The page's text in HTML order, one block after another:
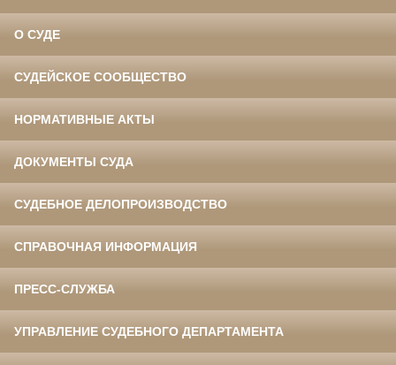
О СУДЕ
СУДЕЙСКОЕ СООБЩЕСТВО
НОРМАТИВНЫЕ АКТЫ
ДОКУМЕНТЫ СУДА
СУДЕБНОЕ ДЕЛОПРОИЗВОДСТВО
СПРАВОЧНАЯ ИНФОРМАЦИЯ
ПРЕСС-СЛУЖБА
УПРАВЛЕНИЕ СУДЕБНОГО ДЕПАРТАМЕНТА